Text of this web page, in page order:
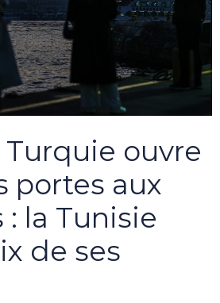
ouvre
portes aux
la Tunisie
de ses